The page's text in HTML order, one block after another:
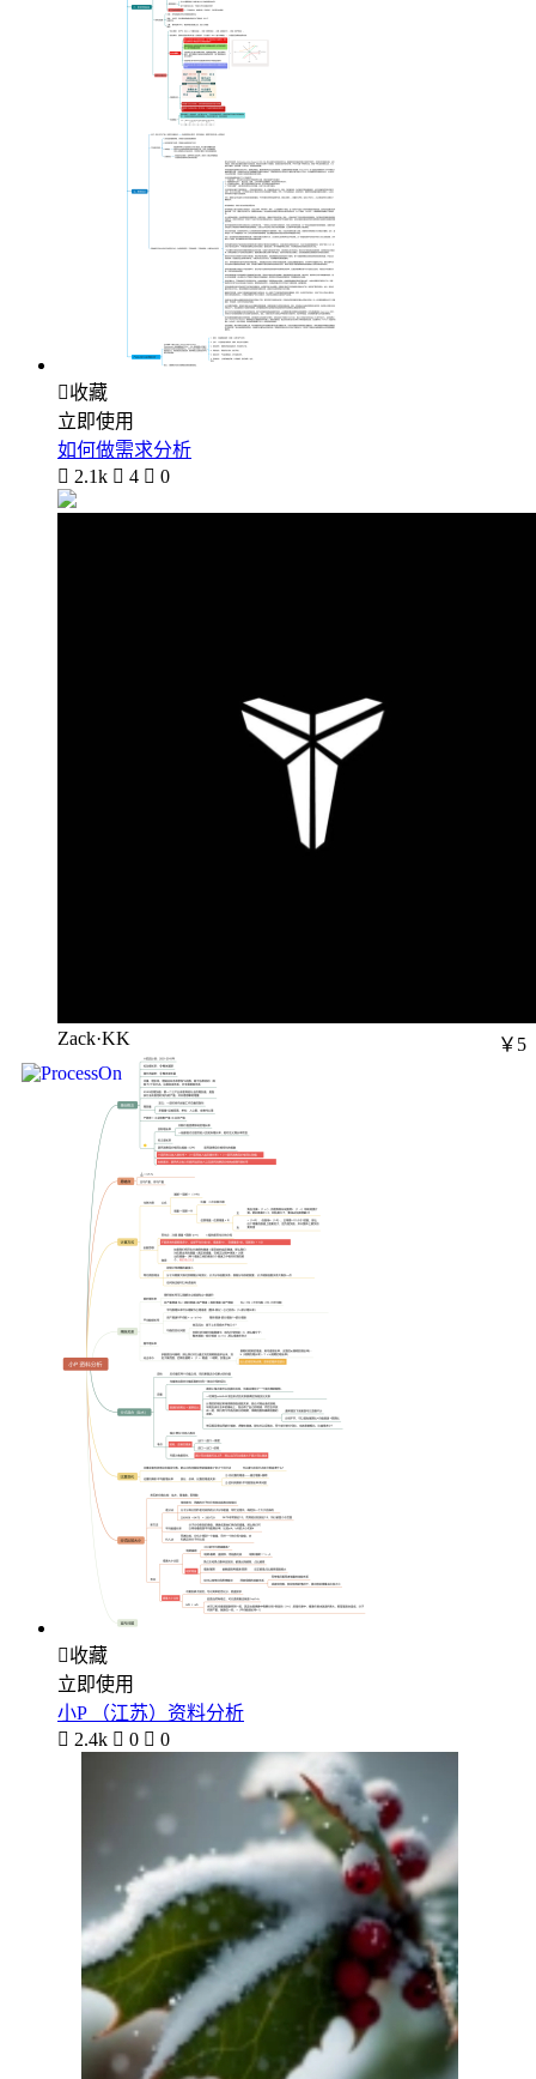
收藏
立即使用
如何做需求分析
 2.1k  4  0
Zack·KK ￥5
收藏
立即使用
小P （江苏）资料分析
 2.4k  0  0